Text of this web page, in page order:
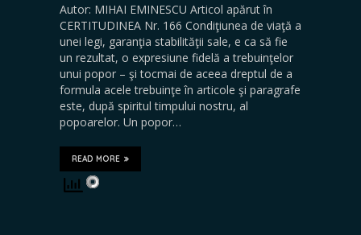
Autor: MIHAI EMINESCU Articol apărut în
CERTITUDINEA Nr. 166 Condiţiunea de viaţă a
unei legi, garanţia stabilităţii sale, e ca să fie
un rezultat, o expresiune fidelă a trebuinţelor
unui popor – şi tocmai de aceea dreptul de a
formula acele trebuinţe în articole şi paragrafe
este, după spiritul timpului nostru, al
popoarelor. Un popor…
READ MORE